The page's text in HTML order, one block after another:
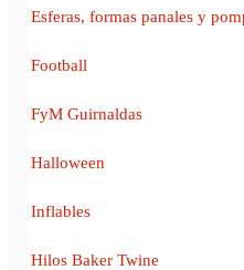
Esferas, formas panales y
Football
FyM Guirnaldas
Halloween
Inflables
Hilos Baker Twine